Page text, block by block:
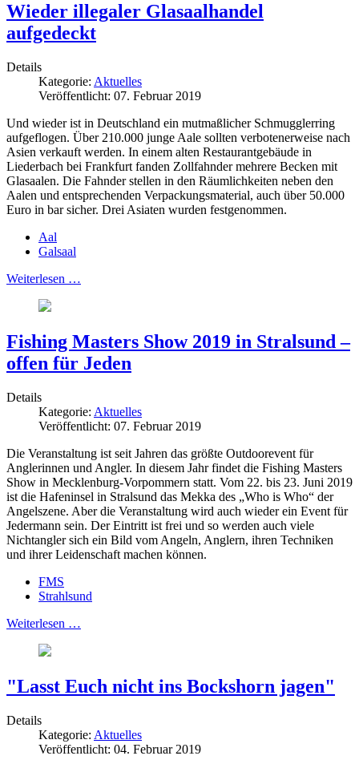
Wieder illegaler Glasaalhandel
aufgedeckt
Details
Kategorie: Aktuelles
Veröffentlicht: 07. Februar 2019
Und wieder ist in Deutschland ein mutmaßlicher Schmugglerring
aufgeflogen. Über 210.000 junge Aale sollten verbotenerweise nach
Asien verkauft werden. In einem alten Restaurantgebäude in
Liederbach bei Frankfurt fanden Zollfahnder mehrere Becken mit
Glasaalen. Die Fahnder stellen in den Räumlichkeiten neben den
Aalen und entsprechenden Verpackungsmaterial, auch über 50.000
Euro in bar sicher. Drei Asiaten wurden festgenommen.
Aal
Galsaal
Weiterlesen …
Fishing Masters Show 2019 in Stralsund –
offen für Jeden
Details
Kategorie: Aktuelles
Veröffentlicht: 07. Februar 2019
Die Veranstaltung ist seit Jahren das größte Outdoorevent für
Anglerinnen und Angler. In diesem Jahr findet die Fishing Masters
Show in Mecklenburg-Vorpommern statt. Vom 22. bis 23. Juni 2019
ist die Hafeninsel in Stralsund das Mekka des „Who is Who“ der
Angelszene. Aber die Veranstaltung wird auch wieder ein Event für
Jedermann sein. Der Eintritt ist frei und so werden auch viele
Nichtangler sich ein Bild vom Angeln, Anglern, ihren Techniken
und ihrer Leidenschaft machen können.
FMS
Strahlsund
Weiterlesen …
"Lasst Euch nicht ins Bockshorn jagen"
Details
Kategorie: Aktuelles
Veröffentlicht: 04. Februar 2019